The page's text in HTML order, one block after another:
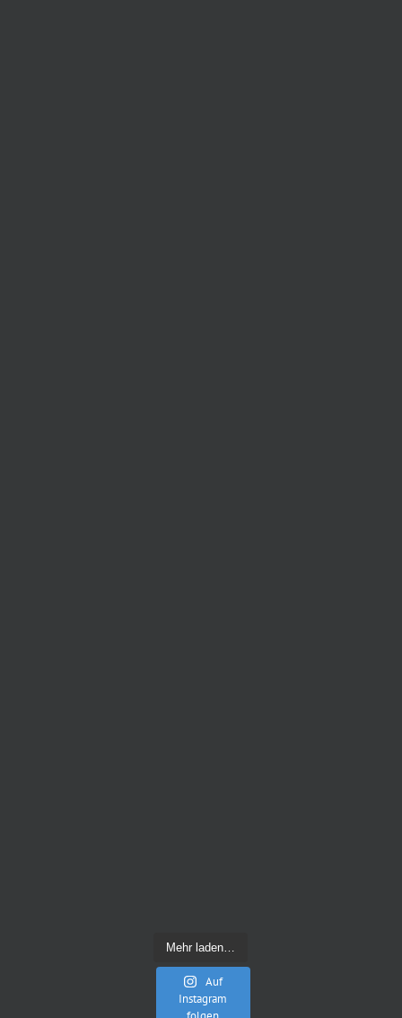
Mehr laden…
Auf
Instagram